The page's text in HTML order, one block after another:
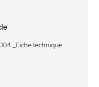
_Fiche technique